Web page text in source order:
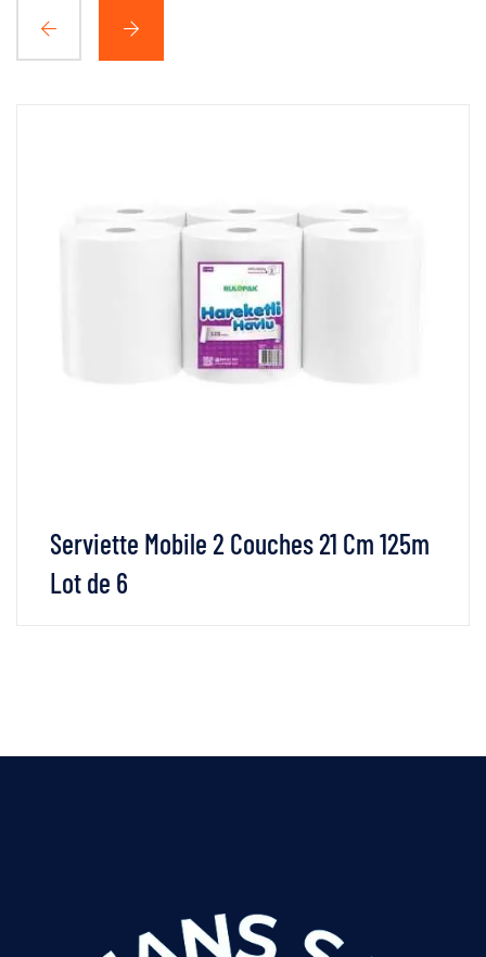
Serviette Mobile 2 Couches 21 Cm 125m
Lot de 6